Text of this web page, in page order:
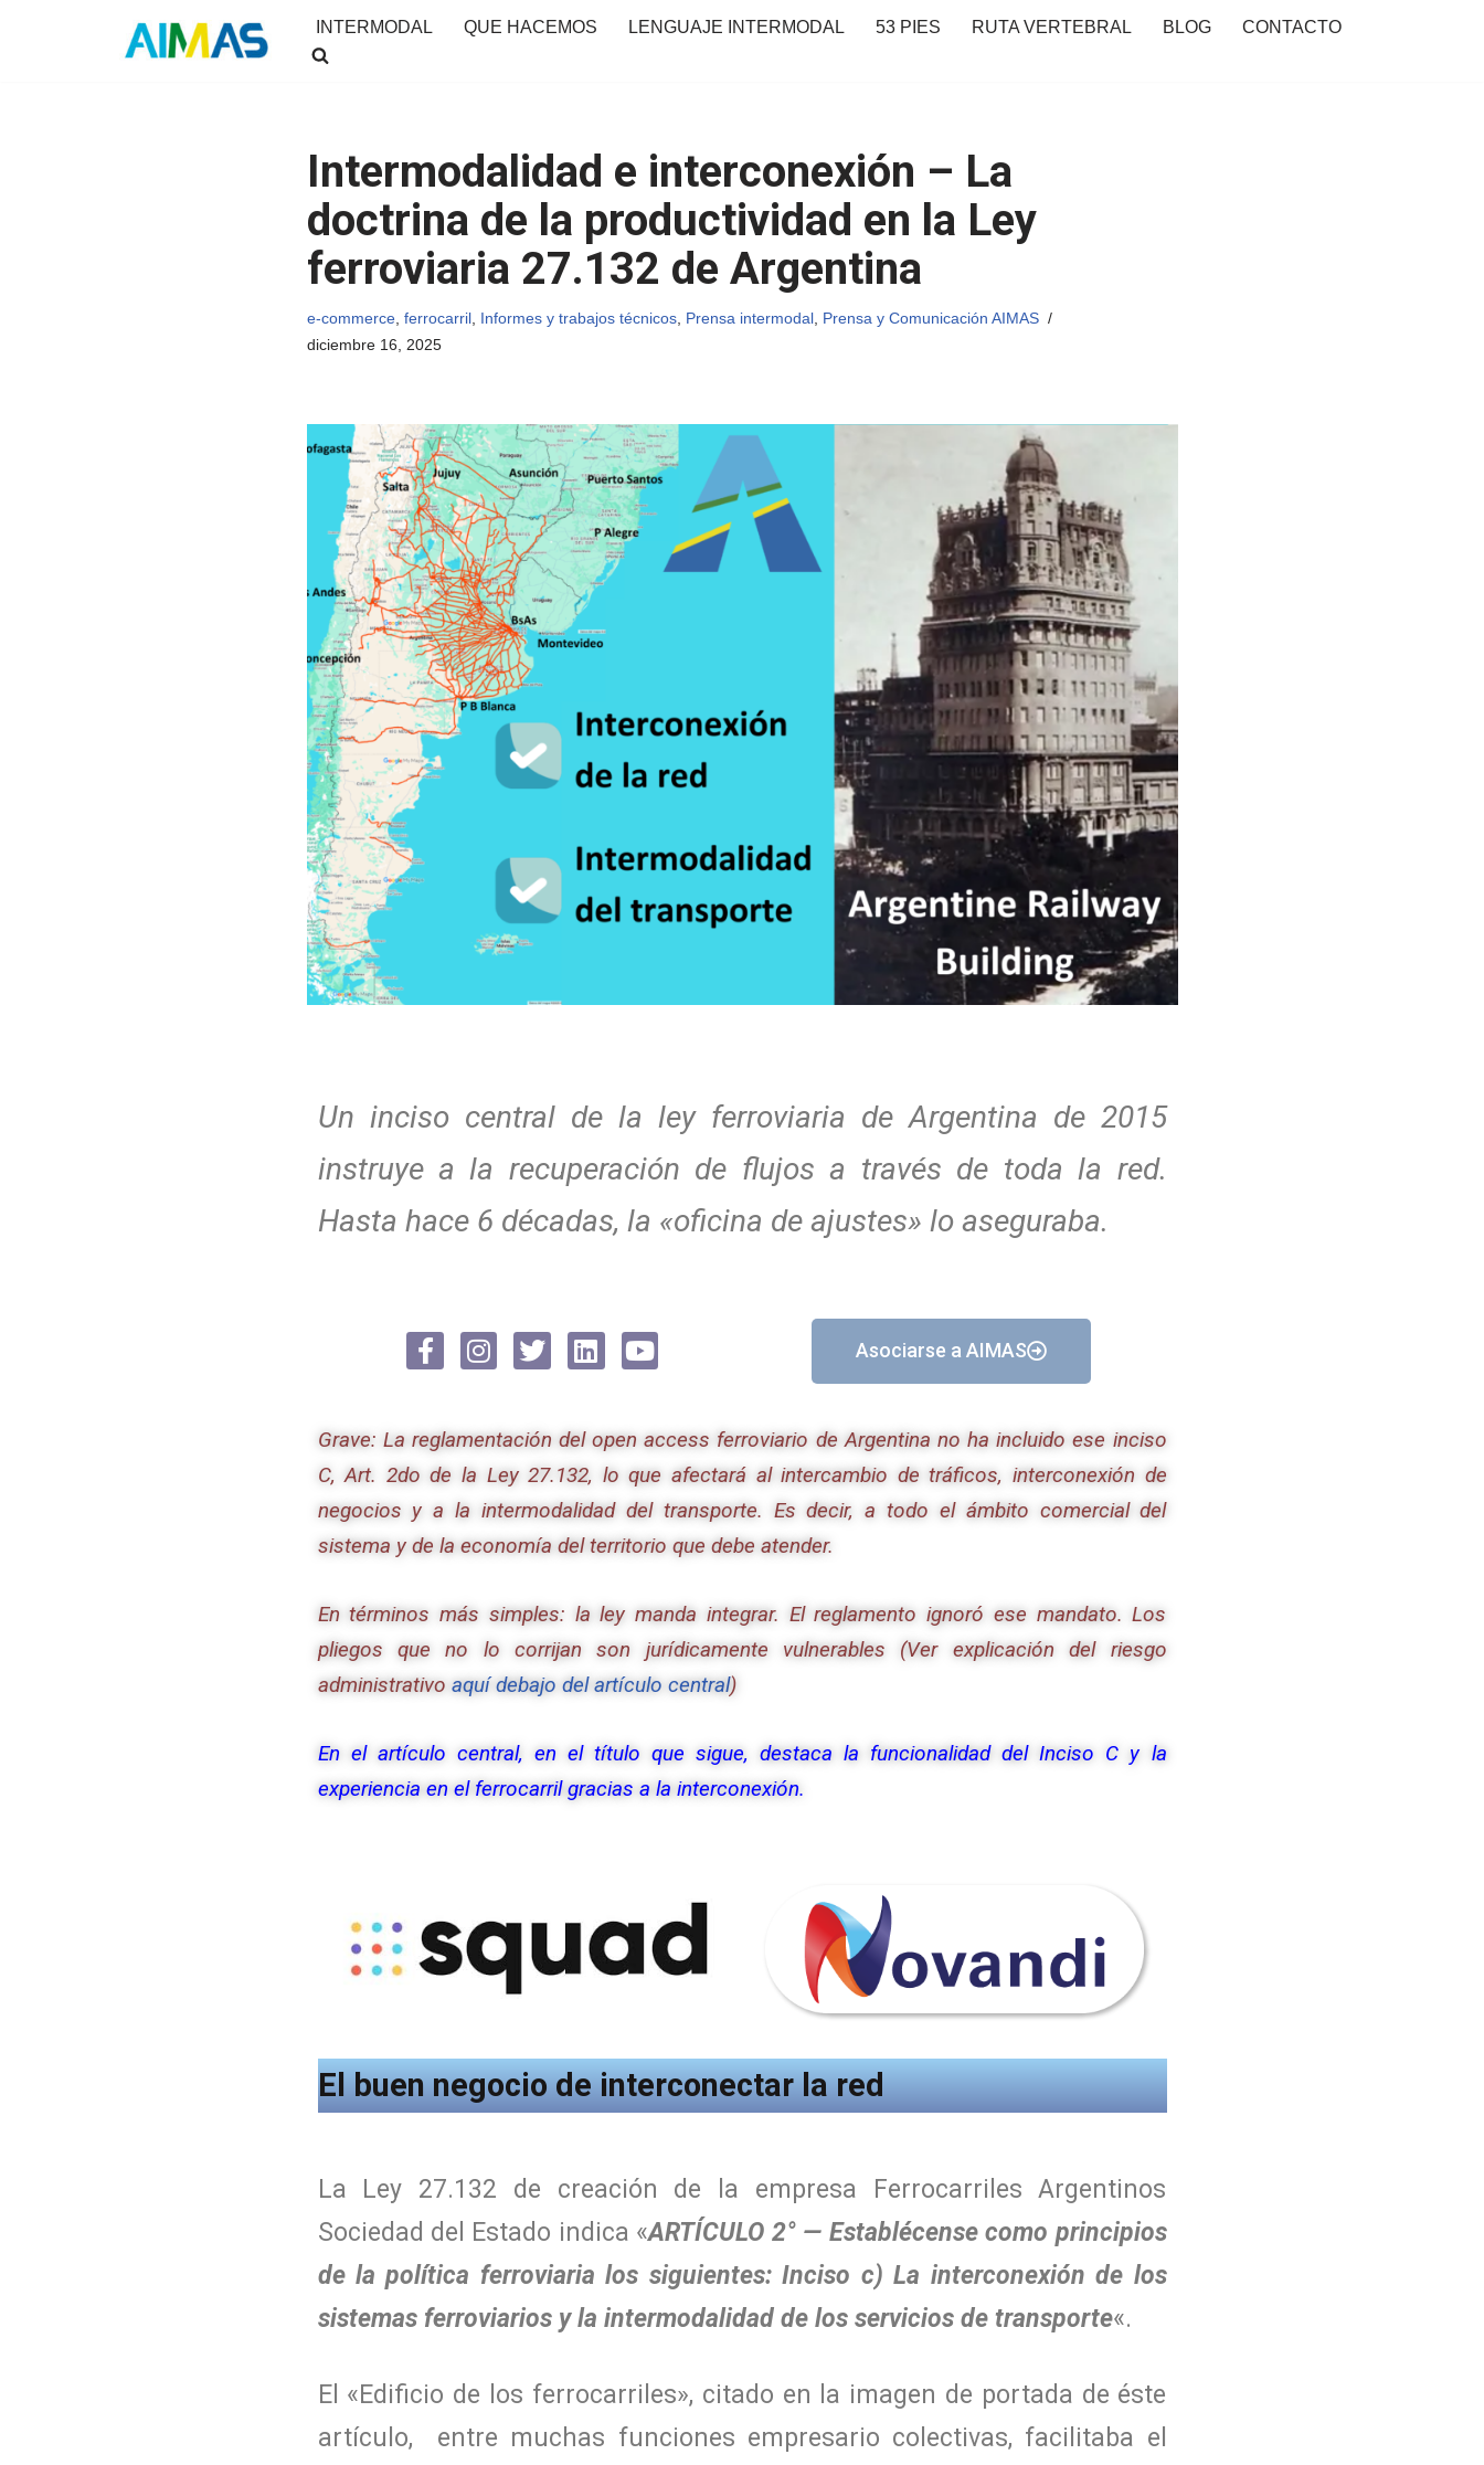
INTERMODAL QUE HACEMOS LENGUAJE INTERMODAL 53 PIES RUTA VERTEBRAL BLOG CONTACTO
Intermodalidad e interconexión – La
doctrina de la productividad en la Ley
ferroviaria 27.132 de Argentina
e-commerce, ferrocarril, Informes y trabajos técnicos, Prensa intermodal, Prensa y Comunicación AIMAS
diciembre 16, 2025
Un inciso central de la ley ferroviaria de Argentina de 2015
instruye a la recuperación de flujos a través de toda la red.
Hasta hace 6 décadas, la «oficina de ajustes» lo aseguraba.
Asociarse a AIMAS
Grave: La reglamentación del open access ferroviario de Argentina no ha incluido ese inciso
C, Art. 2do de la Ley 27.132, lo que afectará al intercambio de tráficos, interconexión de
negocios y a la intermodalidad del transporte. Es decir, a todo el ámbito comercial del
sistema y de la economía del territorio que debe atender.
En términos más simples: la ley manda integrar. El reglamento ignoró ese mandato. Los
pliegos que no lo corrijan son jurídicamente vulnerables (Ver explicación del riesgo
administrativo aquí debajo del artículo central)
En el artículo central, en el título que sigue, destaca la funcionalidad del Inciso C y la
experiencia en el ferrocarril gracias a la interconexión.
El buen negocio de interconectar la red
La Ley 27.132 de creación de la empresa Ferrocarriles Argentinos
Sociedad del Estado indica «ARTÍCULO 2° — Establécense como principios
de la política ferroviaria los siguientes: Inciso c) La interconexión de los
sistemas ferroviarios y la intermodalidad de los servicios de transporte«.
El «Edificio de los ferrocarriles», citado en la imagen de portada de éste
artículo, entre muchas funciones empresario colectivas, facilitaba el